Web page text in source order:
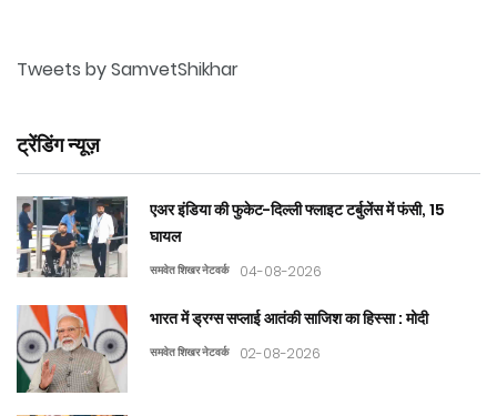
Tweets by SamvetShikhar
ट्रेंडिंग न्यूज़
एअर इंडिया की फुकेट-दिल्ली फ्लाइट टर्बुलेंस में फंसी, 15
घायल
समवेत शिखर नेटवर्क 04-08-2026
भारत में ड्रग्स सप्लाई आतंकी साजिश का हिस्सा : मोदी
समवेत शिखर नेटवर्क 02-08-2026